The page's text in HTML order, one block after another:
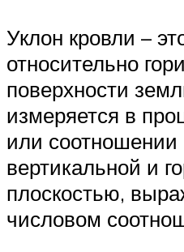
Уклон кровли –
относительно
поверхности
измеряется в
или
вертикальной и
плоскостью,
числовом